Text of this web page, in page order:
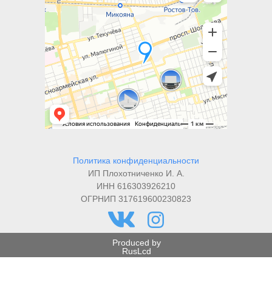
Политика конфиденциальности
ИП Плохотниченко И. А.
ИНН 616303926210
ОГРНИП 317619600230823
Produced by
RusLcd